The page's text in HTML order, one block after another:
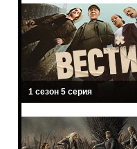
1 сезон 5 серия